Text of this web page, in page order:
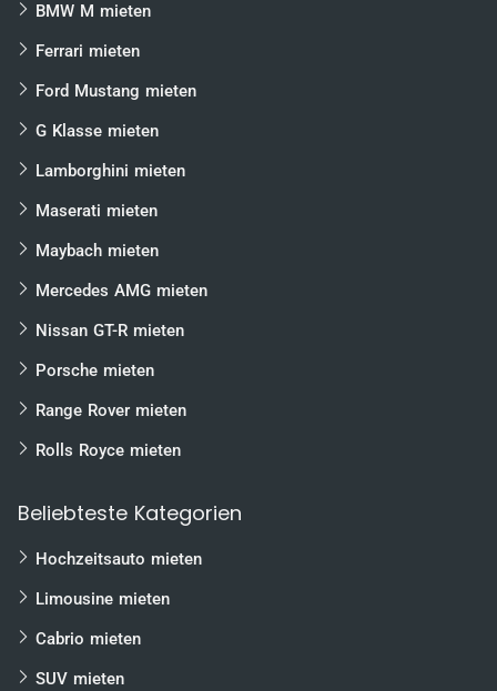
BMW M mieten
Ferrari mieten
Ford Mustang mieten
G Klasse mieten
Lamborghini mieten
Maserati mieten
Maybach mieten
Mercedes AMG mieten
Nissan GT-R mieten
Porsche mieten
Range Rover mieten
Rolls Royce mieten
Beliebteste Kategorien
Hochzeitsauto mieten
Limousine mieten
Cabrio mieten
SUV mieten